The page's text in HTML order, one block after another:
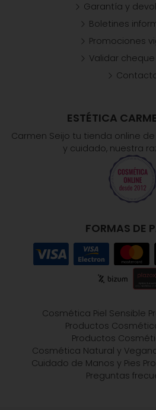
ESTÉTICA
Carmen Seijo tu tienda online
y cuidado, nuestra
FORMAS DE
Garantía y
Boletines
Promociones
Validar
Cosmética Piel Sensible
Productos
Productos
Cosmética Natural y
Cuidado de Manos y Pies
Preguntas